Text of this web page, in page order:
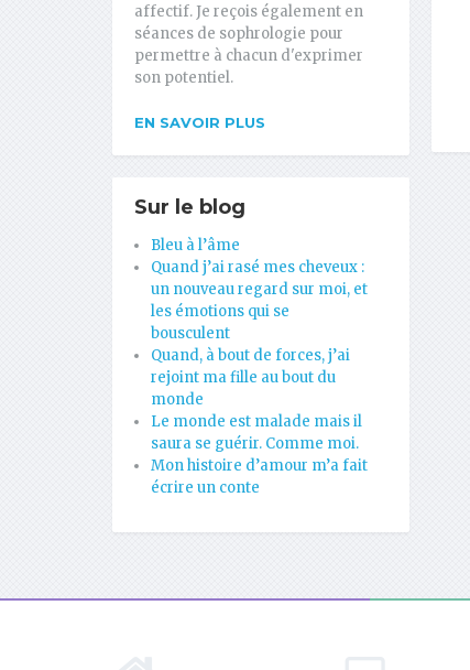
affectif. Je reçois également en
séances de sophrologie pour
permettre à chacun d'exprimer
son potentiel.
EN SAVOIR PLUS
Sur le blog
Bleu à l’âme
Quand j’ai rasé mes cheveux :
un nouveau regard sur moi, et
les émotions qui se
bousculent
Quand, à bout de forces, j’ai
rejoint ma fille au bout du
monde
Le monde est malade mais il
saura se guérir. Comme moi.
Mon histoire d’amour m’a fait
écrire un conte